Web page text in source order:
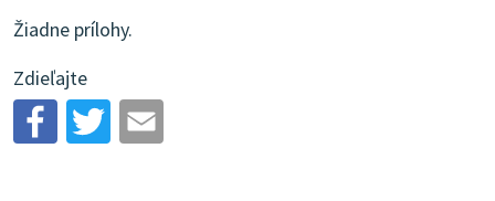
Žiadne prílohy.
Zdieľajte